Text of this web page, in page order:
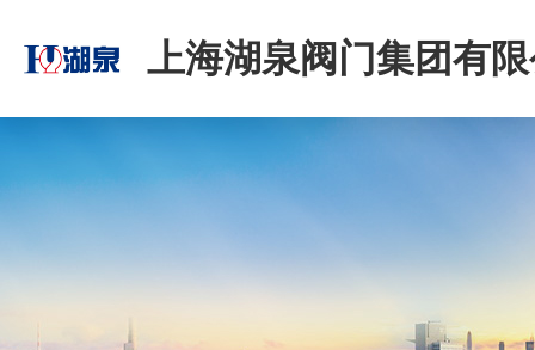
上海湖泉阀门集团有